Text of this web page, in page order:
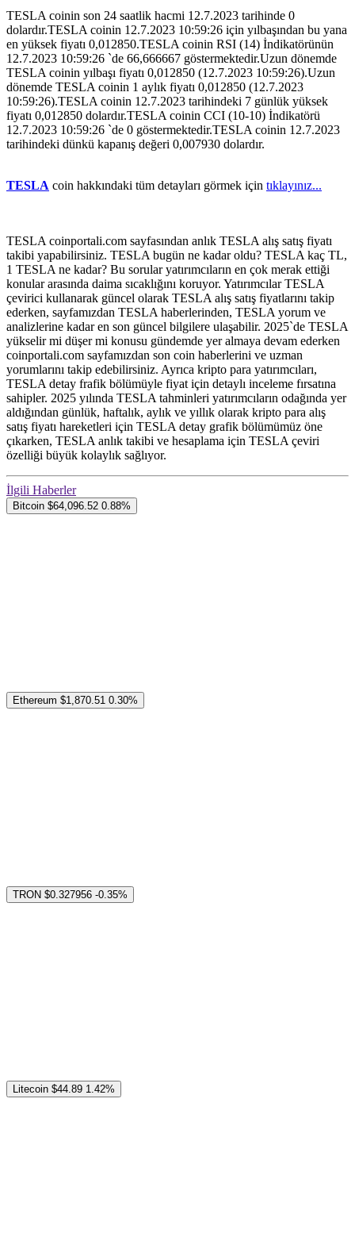
TESLA coinin son 24 saatlik hacmi 12.7.2023 tarihinde 0
dolardır.TESLA coinin 12.7.2023 10:59:26 için yılbaşından bu yana
en yüksek fiyatı 0,012850.TESLA coinin RSI (14) İndikatörünün
12.7.2023 10:59:26 `de 66,666667 göstermektedir.Uzun dönemde
TESLA coinin yılbaşı fiyatı 0,012850 (12.7.2023 10:59:26).Uzun
dönemde TESLA coinin 1 aylık fiyatı 0,012850 (12.7.2023
10:59:26).TESLA coinin 12.7.2023 tarihindeki 7 günlük yüksek
fiyatı 0,012850 dolardır.TESLA coinin CCI (10-10) İndikatörü
12.7.2023 10:59:26 `de 0 göstermektedir.TESLA coinin 12.7.2023
tarihindeki dünkü kapanış değeri 0,007930 dolardır.
TESLA coin hakkındaki tüm detayları görmek için tıklayınız...
TESLA coinportali.com sayfasından anlık TESLA alış satış fiyatı
takibi yapabilirsiniz. TESLA bugün ne kadar oldu? TESLA kaç TL,
1 TESLA ne kadar? Bu sorular yatırımcıların en çok merak ettiği
konular arasında daima sıcaklığını koruyor. Yatırımcılar TESLA
çevirici kullanarak güncel olarak TESLA alış satış fiyatlarını takip
ederken, sayfamızdan TESLA haberlerinden, TESLA yorum ve
analizlerine kadar en son güncel bilgilere ulaşabilir. 2025`de TESLA
yükselir mi düşer mi konusu gündemde yer almaya devam ederken
coinportali.com sayfamızdan son coin haberlerini ve uzman
yorumlarını takip edebilirsiniz. Ayrıca kripto para yatırımcıları,
TESLA detay frafik bölümüyle fiyat için detaylı inceleme fırsatına
sahipler. 2025 yılında TESLA tahminleri yatırımcıların odağında yer
aldığından günlük, haftalık, aylık ve yıllık olarak kripto para alış
satış fiyatı hareketleri için TESLA detay grafik bölümümüz öne
çıkarken, TESLA anlık takibi ve hesaplama için TESLA çeviri
özelliği büyük kolaylık sağlıyor.
İlgili Haberler
Bitcoin $64,096.52 0.88%
Ethereum $1,870.51 0.30%
TRON $0.327956 -0.35%
Litecoin $44.89 1.42%